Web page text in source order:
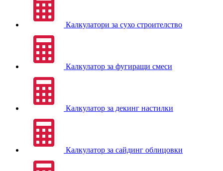
Калкулатори за сухо строителство
Калкулатор за фугиращи смеси
Калкулатор за декинг настилки
Калкулатор за сайдинг облицовки